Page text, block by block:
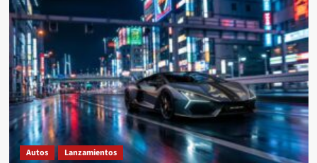
Autos Lanzamientos